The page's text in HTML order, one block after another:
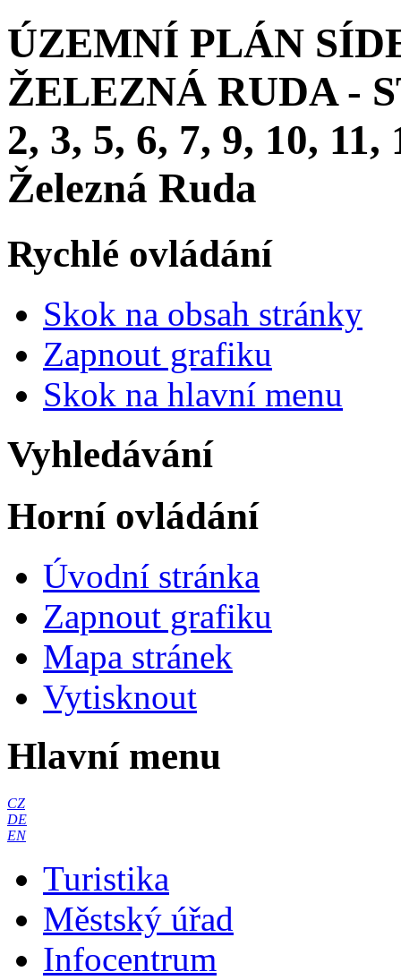
ÚZEMNÍ PLÁN
ŽELEZNÁ RUDA -
2, 3, 5, 6, 7, 9, 10,
Železná Ruda
Rychlé ovládání
Skok na obsah stránky
Zapnout grafiku
Skok na hlavní menu
Vyhledávání
Horní ovládání
Úvodní stránka
Zapnout grafiku
Mapa stránek
Vytisknout
Hlavní menu
CZ
DE
EN
Turistika
Městský úřad
Infocentrum